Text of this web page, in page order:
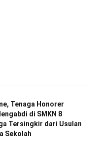
Tenaga Honorer
di SMKN 8
Tersingkir dari Usulan
Sekolah